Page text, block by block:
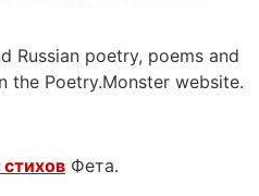
Russian poetry, poems and
the Poetry.Monster website.
Фета.